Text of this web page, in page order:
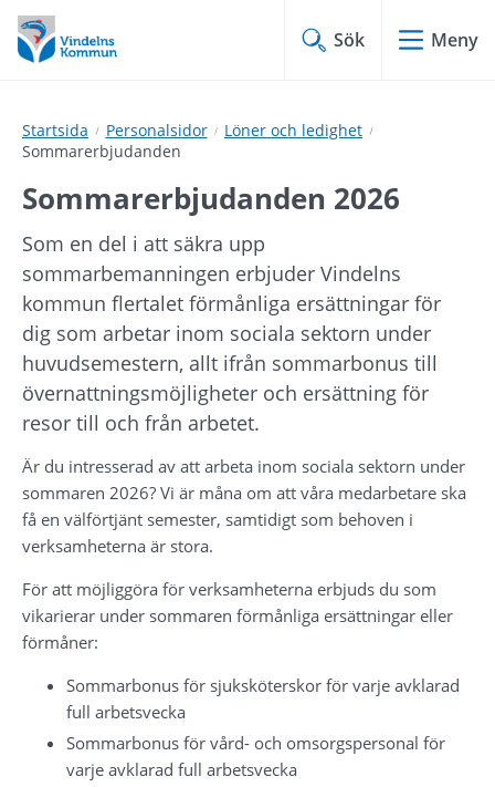
Hoppa
till
innehåll
Hoppa
till
undermeny
Sök Meny
Startsida Personalsidor
Löner och ledighet
Sommarerbjudanden
Sommarerbjudanden 2026
Som en del i att säkra upp
sommarbemanningen erbjuder Vindelns
kommun flertalet förmånliga ersättningar för
dig som arbetar inom sociala sektorn under
huvudsemestern, allt ifrån sommarbonus till
övernattningsmöjligheter och ersättning för
resor till och från arbetet.
Är du intresserad av att arbeta inom sociala sektorn under
sommaren 2026? Vi är måna om att våra medarbetare ska
få en välförtjänt semester, samtidigt som behoven i
verksamheterna är stora.
För att möjliggöra för verksamheterna erbjuds du som
vikarierar under sommaren förmånliga ersättningar eller
förmåner:
Sommarbonus för sjuksköterskor för varje avklarad
full arbetsvecka
Sommarbonus för vård- och omsorgspersonal för
varje avklarad full arbetsvecka